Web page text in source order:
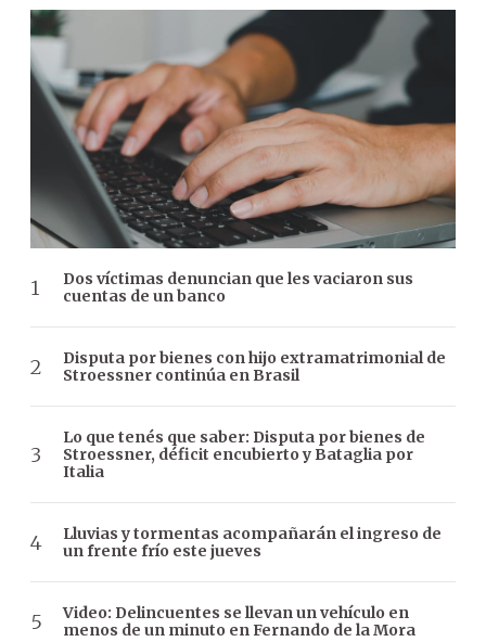
Dos víctimas denuncian que les vaciaron sus
cuentas de un banco
Disputa por bienes con hijo extramatrimonial de
Stroessner continúa en Brasil
Lo que tenés que saber: Disputa por bienes de
Stroessner, déficit encubierto y Bataglia por
Italia
Lluvias y tormentas acompañarán el ingreso de
un frente frío este jueves
Video: Delincuentes se llevan un vehículo en
menos de un minuto en Fernando de la Mora